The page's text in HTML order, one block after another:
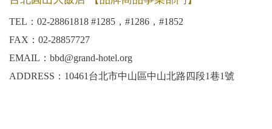
TEL：02-28861818 #1285，#1286，#1852
FAX：02-28857727
EMAIL：bbd@grand-hotel.org
ADDRESS：10461台北市中山區中山北路四段1巷1號